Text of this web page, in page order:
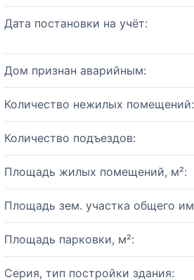
Дата постановки на учёт:
Дом признан аварийным:
Количество нежилых помещений:
Количество подъездов:
Площадь жилых помещений, м²:
Площадь зем. участка общего
Площадь парковки, м²:
Серия, тип постройки здания: